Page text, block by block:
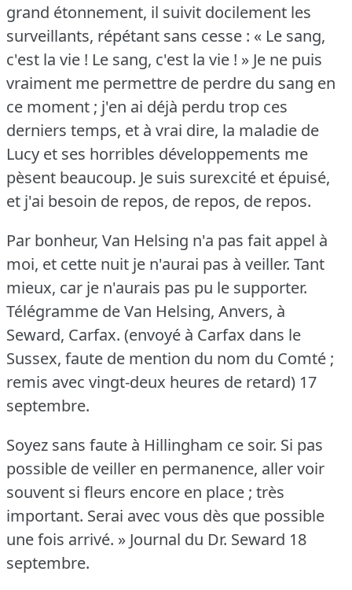
grand étonnement, il suivit docilement les
surveillants, répétant sans cesse : « Le sang,
c'est la vie ! Le sang, c'est la vie ! » Je ne puis
vraiment me permettre de perdre du sang en
ce moment ; j'en ai déjà perdu trop ces
derniers temps, et à vrai dire, la maladie de
Lucy et ses horribles développements me
pèsent beaucoup. Je suis surexcité et épuisé,
et j'ai besoin de repos, de repos, de repos.
Par bonheur, Van Helsing n'a pas fait appel à
moi, et cette nuit je n'aurai pas à veiller. Tant
mieux, car je n'aurais pas pu le supporter.
Télégramme de Van Helsing, Anvers, à
Seward, Carfax. (envoyé à Carfax dans le
Sussex, faute de mention du nom du Comté ;
remis avec vingt-deux heures de retard) 17
septembre.
Soyez sans faute à Hillingham ce soir. Si pas
possible de veiller en permanence, aller voir
souvent si fleurs encore en place ; très
important. Serai avec vous dès que possible
une fois arrivé. » Journal du Dr. Seward 18
septembre.